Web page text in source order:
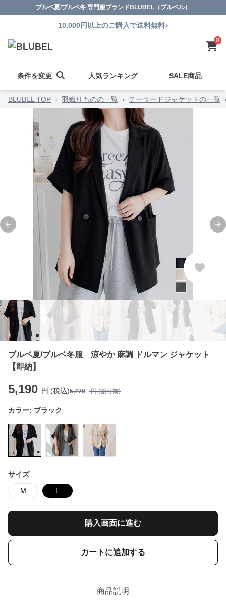
ブルベ夏/ブルベ冬 専門服ブランドBLUBEL（ブルベル）
10,000円以上のご購入で送料無料♪
0
条件を変更 人気ランキング SALE商品
BLUBEL TOP › 羽織りものの一覧 › テーラードジャケットの一覧
Previous slide
ブルベ夏/ブルベ冬服 涼やか 麻調 ドルマン ジャケット
【即納】
5,190 円 (税込)5,770 円 (割引前)
カラー: ブラック
サイズ
M L
購入画面に進む
カートに追加する
商品説明